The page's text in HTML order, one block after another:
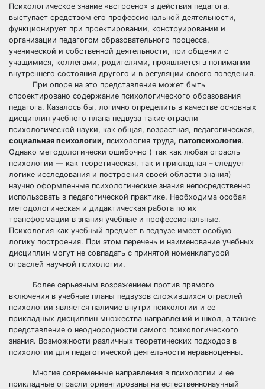
Психологическое знание «встроено» в действия педагога,
выступает средством его профессиональной деятельности,
функционирует при проектировании, конструировании и
организации педагогом образовательного процесса,
ученической и собственной деятельности, при общении с
учащимися, коллегами, родителями, проявляется в понимании
внутреннего состояния другого и в регуляции своего поведения.
При опоре на это представление может быть
спроектировано содержание психологического образования
педагога. Казалось бы, логично определить в качестве основных
дисциплин учебного плана педвуза такие отрасли
психологической науки, как общая, возрастная, педагогическая,
социальная психологии, психология труда, патопсихология.
Однако методологически ошибочно ( так как любая отрасль
психологии — как теоретическая, так и прикладная – следует
логике исследования и построения своей области знания)
научно оформленные психологические знания непосредственно
использовать в педагогической практике. Необходима особая
методологическая и дидактическая работа по их
трансформации в знания учебные и профессиональные.
Психология как учебный предмет в педвузе имеет особую
логику построения. При этом перечень и наименование учебных
дисциплин могут не совпадать с принятой номенклатурой
отраслей научной психологии.
Более серьезным возражением против прямого
включения в учебные планы педвузов сложившихся отраслей
психологии является наличие внутри психологии и ее
прикладных дисциплин множества направлений и школ, а также
представление о неоднородности самого психологического
знания. Возможности различных теоретических подходов в
психологии для педагогической деятельности неравноценны.
Многие современные направления в психологии и ее
прикладные отрасли ориентированы на естественнонаучный